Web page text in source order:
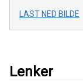
LAST NED BILDE
Lenker